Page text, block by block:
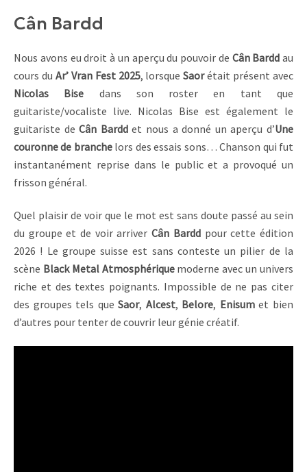
Cân Bardd
Nous avons eu droit à un aperçu du pouvoir de Cân Bardd au
cours du Ar’ Vran Fest 2025, lorsqueSaorétait présent avec
Nicolas Bise dans son roster en tant que
guitariste/vocaliste live. Nicolas Bise est également le
guitariste de Cân Barddet nous a donné un aperçu d’Une
couronne de branchelors des essais sons… Chanson qui fut
instantanément reprise dans le public et a provoqué un
frisson général.
Quel plaisir de voir que le mot est sans doute passé au sein
du groupe et de voir arriverCân Barddpour cette édition
2026 ! Le groupe suisse est sans conteste un pilier de la
scène Black Metal Atmosphérique moderne avec un univers
riche et des textes poignants. Impossible de ne pas citer
des groupes tels queSaor, Alcest, Belore, Enisumet bien
d’autres pour tenter de couvrir leur génie créatif.